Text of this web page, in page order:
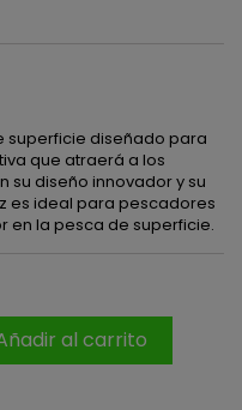
superficie diseñado para
que atraerá a los
su diseño innovador y su
es ideal para pescadores
en la pesca de superficie.
al carrito